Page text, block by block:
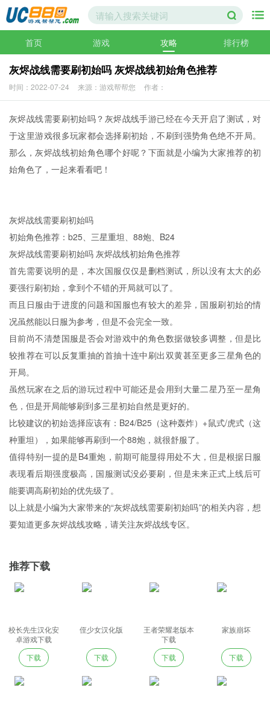
首页 游戏 攻略 排行榜
灰烬战线需要刷初始吗 灰烬战线初始角色推荐
时间：2022-07-24 来源：游戏帮帮您 作者：
灰烬战线需要刷初始吗？灰烬战线手游已经在今天开启了测试，对
于这里游戏很多玩家都会选择刷初始，不刷到强势角色绝不开局。
那么，灰烬战线初始角色哪个好呢？下面就是小编为大家推荐的初
始角色了，一起来看看吧！
灰烬战线需要刷初始吗
初始角色推荐：b25、三星重坦、88炮、B24
灰烬战线需要刷初始吗 灰烬战线初始角色推荐
首先需要说明的是，本次国服仅仅是删档测试，所以没有太大的必
要强行刷初始，拿到个不错的开局就可以了。
而且日服由于进度的问题和国服也有较大的差异，国服刷初始的情
况虽然能以日服为参考，但是不会完全一致。
目前尚不清楚国服是否会对游戏中的角色数据做较多调整，但是比
较推荐在可以反复重抽的首抽十连中刷出双黄甚至更多三星角色的
开局。
虽然玩家在之后的游玩过程中可能还是会用到大量二星乃至一星角
色，但是开局能够刷到多三星初始自然是更好的。
比较建议的初始选择应该有：B24/B25（这种轰炸）+鼠式/虎式（这
种重坦），如果能够再刷到一个88炮，就很舒服了。
值得特别一提的是B4重炮，前期可能显得用处不大，但是根据日服
表现看后期强度极高，国服测试没必要刷，但是未来正式上线后可
能要调高刷初始的优先级了。
以上就是小编为大家带来的“灰烬战线需要刷初始吗”的相关内容，想
要知道更多灰烬战线攻略，请关注灰烬战线专区。
推荐下载
校长先生汉化安
卓游戏下载
下载
侄少女汉化版
下载
王者荣耀老版本
下载
下载
家族崩坏
下载